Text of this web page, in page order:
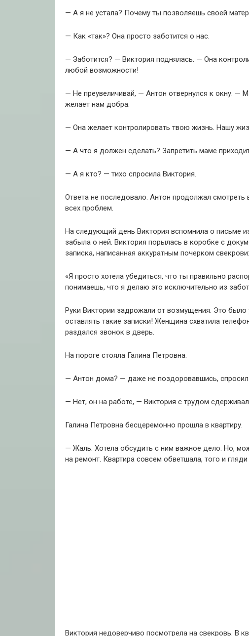
— А я не устала? Почему ты позволяешь своей
— Как «так»? Она просто заботится о нас.
— Заботится? — Виктория поднялась. — Она
любой возможности!
— Не преувеличивай, — Антон отвернулся к окну. —
желает нам добра.
— Она желает контролировать твою жизнь. Нашу
— А что я должен сделать? Запретить маме
— А я кто? — тихо спросила Виктория.
Ответа не последовало. Антон продолжал
всех проблем.
На следующий день Виктория вспомнила о письме
забыла о ней. Виктория порылась в коробке с
записка, написанная аккуратным почерком свекрови:
«Я просто хотела убедиться, что ты правильно
понимаешь, что я делаю это исключительно из
Руки Виктории задрожали от возмущения. Это
оставлять такие записки! Женщина схватила
раздался звонок в дверь.
На пороге стояла Галина Петровна.
— Антон дома? — даже не поздоровавшись,
— Нет, он на работе, — Виктория с трудом
Галина Петровна бесцеремонно прошла в квартиру.
— Жаль. Хотела обсудить с ним важное дело. Но,
на ремонт. Квартира совсем обветшала, того и
Виктория недоверчиво посмотрела на свекровь. В